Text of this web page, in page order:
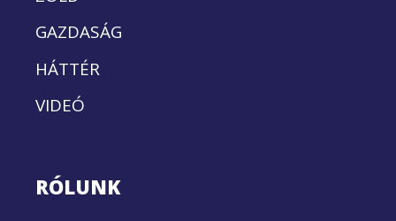
GAZDASÁG
HÁTTÉR
VIDEÓ
RÓLUNK